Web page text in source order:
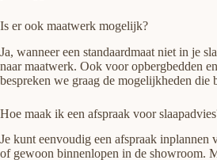
Is er ook maatwerk mogelijk?
Ja, wanneer een standaardmaat niet in je
naar maatwerk. Ook voor opbergbedden
bespreken we graag de mogelijkheden die
Hoe maak ik een afspraak voor
Je kunt eenvoudig een afspraak inplannen
of gewoon binnenlopen in de showroom.